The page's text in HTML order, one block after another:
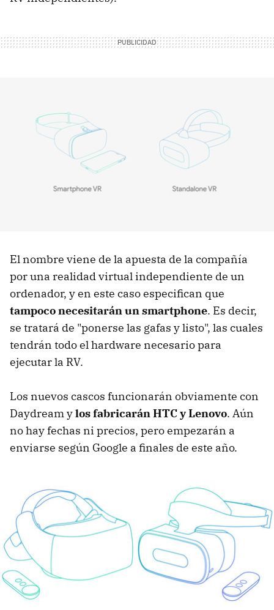
El nombre viene de la apuesta de la compañía
por una realidad virtual independiente de un
ordenador, y en este caso especifican que
tampoco necesitarán un smartphone. Es decir,
se tratará de "ponerse las gafas y listo", las cuales
tendrán todo el hardware necesario para
ejecutar la RV.
Los nuevos cascos funcionarán obviamente con
Daydream ylos fabricarán HTC y Lenovo. Aún
no hay fechas ni precios, pero empezarán a
enviarse según Google a finales de este año.